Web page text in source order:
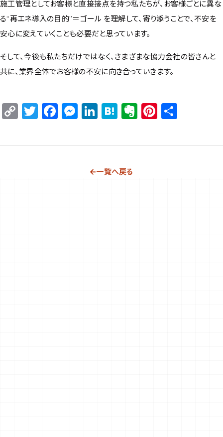
施工管理としてお客様と直接接点を持つ私たちが、お客様ごとに異な
る“再エネ導入の目的”＝ゴール を理解して、寄り添うことで、不安を
安心に変えていくことも必要だと思っています。
そして、今後も私たちだけではなく、さまざまな協力会社の皆さんと
共に、業界全体でお客様の不安に向き合っていきます。
CopyTwitter
Facebook
Messenger
LinkedIn
Hatena
Evernote
一覧へ戻る